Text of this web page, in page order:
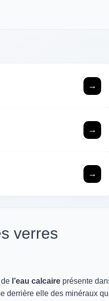
→
→
→
verres
l’eau calcaire présente
derrière elle des minéraux